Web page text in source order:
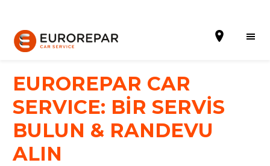
Randevu al
Hakkımızda
EUROREPAR CAR
SERVICE: BİR SERVİS
BULUN & RANDEVU
ALIN